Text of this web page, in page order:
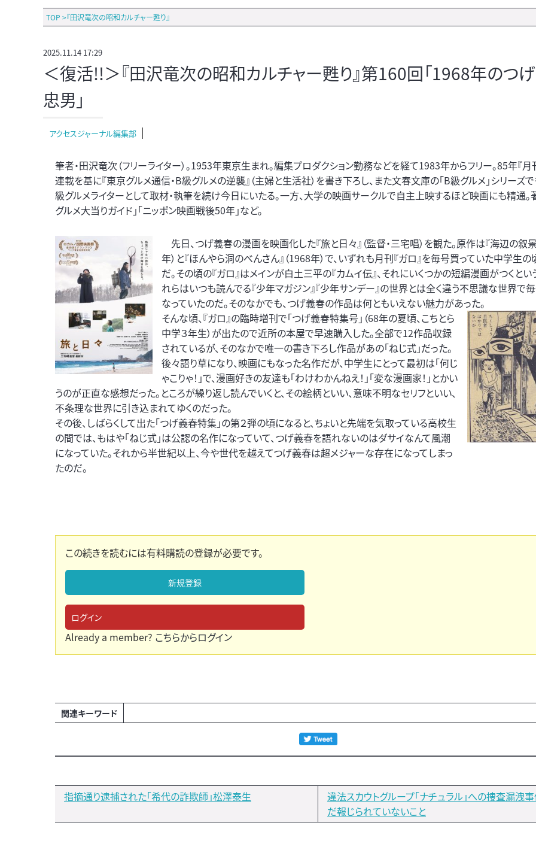
TOP >『田沢竜次の昭和カルチャー甦り』
2025.11.14 17:29
＜復活!!＞『田沢竜次の昭和カルチャー甦り』第160回「1968年のつ
忠男」
アクセスジャーナル編集部
筆者・田沢竜次（フリーライター）。1953年東京生まれ。編集プロダクション勤務などを経て1983年からフリー。85年『月刊
連載を基に『東京グルメ通信・B級グルメの逆襲』（主婦と生活社）を書き下ろし、また文春文庫の「B級グルメ」シリーズ
級グルメライターとして取材・執筆を続け今日にいたる。一方、大学の映画サークルで自主上映するほど映画にも精通。
グルメ大当りガイド」「ニッポン映画戦後50年」など。
先日、つげ義春の漫画を映画化した『旅と日々』（監督・三宅唱）を観た。原作は『海辺の叙景
年）と『ほんやら洞のべんさん』（1968年）で、いずれも月刊『ガロ』を毎号買っていた中学生
だ。その頃の『ガロ』はメインが白土三平の『カムイ伝』、それにいくつかの短編漫画がつくとい
れらはいつも読んでる『少年マガジン』『少年サンデー』の世界とは全く違う不思議な世界で
なっていたのだ。そのなかでも、つげ義春の作品は何ともいえない魅力があった。
そんな頃、『ガロ』の臨時増刊で「つげ義春特集号」（68年の夏頃、こちとら
中学３年生）が出たので近所の本屋で早速購入した。全部で12作品収録
されているが、そのなかで唯一の書き下ろし作品があの「ねじ式」だった。
後々語り草になり、映画にもなった名作だが、中学生にとって最初は「何じ
ゃこりゃ！」で、漫画好きの友達も「わけわかんねえ！」「変な漫画家！」とかい
うのが正直な感想だった。ところが繰り返し読んでいくと、その絵柄といい、意味不明なセリフといい、
不条理な世界に引き込まれてゆくのだった。
その後、しばらくして出た「つげ義春特集」の第２弾の頃になると、ちょいと先端を気取っている高校生
の間では、もはや「ねじ式」は公認の名作になっていて、つげ義春を語れないのはダサイなんて風潮
になっていた。それから半世紀以上、今や世代を越えてつげ義春は超メジャーな存在になってしまっ
たのだ。
この続きを読むには有料購読の登録が必要です。
新規登録
ログイン
Already a member? こちらからログイン
関連キーワード
指摘通り逮捕された「希代の詐欺師」松澤泰生
違法スカウトグループ「ナチュラル」への捜査漏洩事
だ報じられていないこと